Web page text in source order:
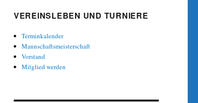
VEREINSLEBEN UND TURNIERE
Terminkalender
Mannschaftsmeisterschaft
Vorstand
Mitglied werden